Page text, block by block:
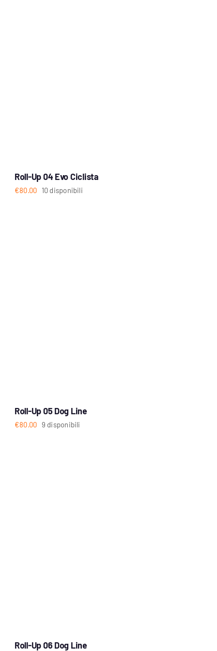
Roll-Up 04 Evo Ciclista
€80.00 10 disponibili
Roll-Up 05 Dog Line
€80.00 9 disponibili
Roll-Up 06 Dog Line